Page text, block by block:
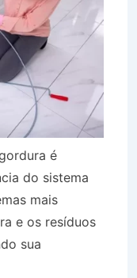
é
do sistema
mais
e os resíduos
sua